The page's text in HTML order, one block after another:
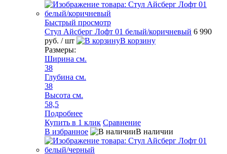
Быстрый просмотр
Стул Айсберг Лофт 01 белый/коричневый 6 990
руб. / шт
В корзину
Размеры:
Ширина см.
38
Глубина см.
38
Высота см.
58,5
Подробнее
Купить в 1 клик Сравнение
В избранное
В наличии